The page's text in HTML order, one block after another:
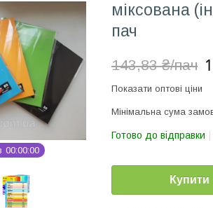
00 00 00
міксована
пач
143,83 ₴/пач
Показати оптові ціни
Мінімальна сума
Готово до відправки
Купити